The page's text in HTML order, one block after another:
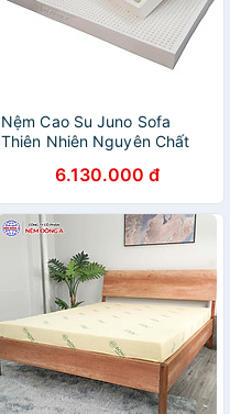
Nệm Cao Su Juno Sofa
Thiên Nhiên Nguyên Chất
6.130.000 đ